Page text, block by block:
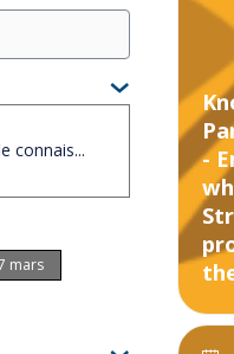
connais...
mars
-